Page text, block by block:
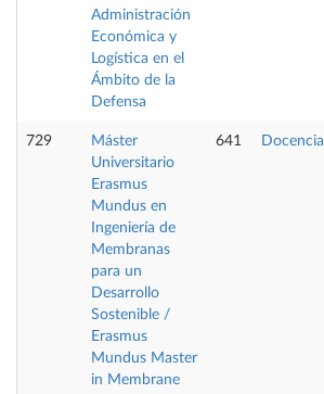
Administración
Económica y
Logística en el
Ámbito de la
Defensa
729
Máster
Universitario
Erasmus
Mundus en
Ingeniería de
Membranas
para un
Desarrollo
Sostenible /
Erasmus
Mundus Master
in Membrane
641 Docencia